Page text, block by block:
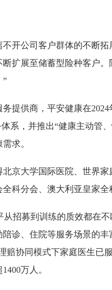
开公司客户群体的不断
扩展至储蓄型险种客户
提供商，平安健康在
系，并推出“健康主动管
求。
京大学国际医院、世界
科分会、澳大利亚皇家全
从招募到训练的质效都在
诊、住院等服务场景的
赔协同模式下家庭医生已
万人。